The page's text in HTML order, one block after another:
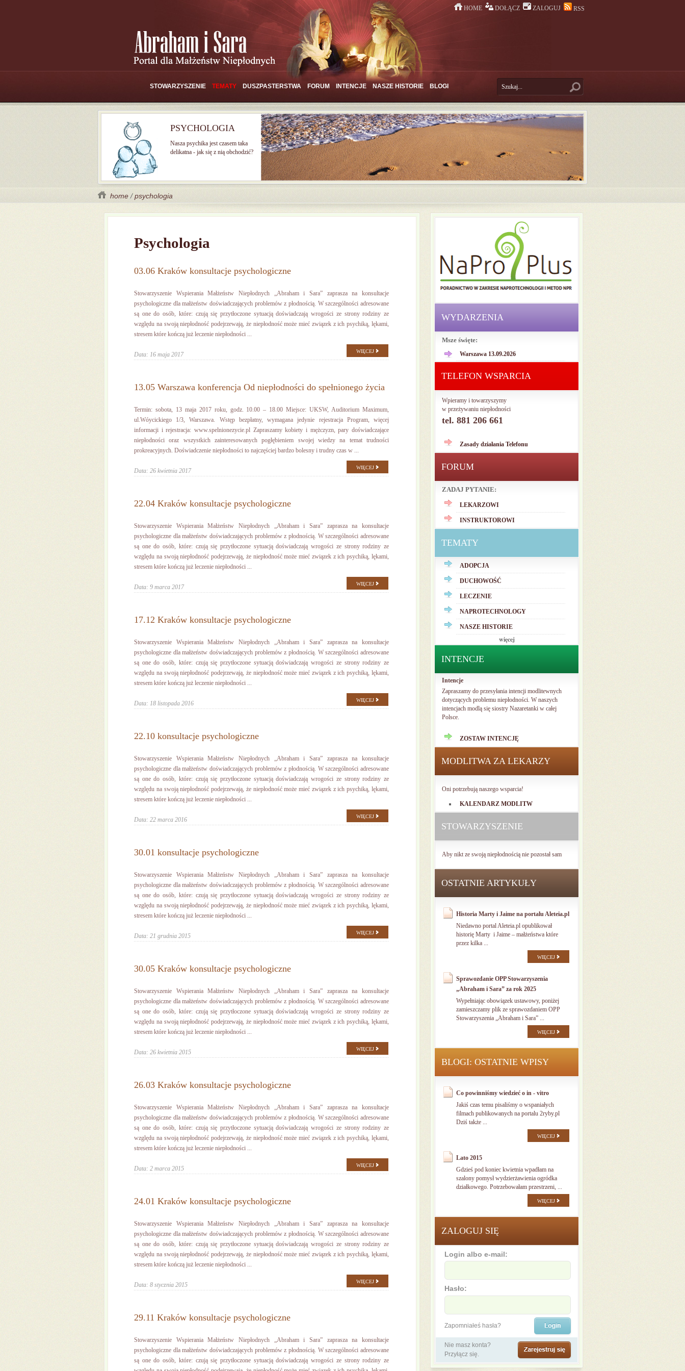
HOME DOŁĄCZ ZALOGUJ RSS
STOWARZYSZENIE TEMATY DUSZPASTERSTWA FORUM INTENCJE NASZE HISTORIE BLOGI
PSYCHOLOGIA
Nasza psychika jest czasem taka
delikatna - jak się z nią obchodzić?
home /psychologia
Psychologia
03.06 Kraków konsultacje psychologiczne
Stowarzyszenie Wspierania Małżeństw Niepłodnych „Abraham i Sara” zaprasza na konsultacje
psychologiczne dla małżeństw doświadczających problemów z płodnością. W szczególności adresowane
są one do osób, które: czują się przytłoczone sytuacją doświadczają wrogości ze strony rodziny ze
względu na swoją niepłodność podejrzewają, że niepłodność może mieć związek z ich psychiką, lękami,
stresem które kończą już leczenie niepłodności ...
Data: 16 maja 2017 WIĘCEJ
13.05 Warszawa konferencja Od niepłodności do spełnionego życia
Termin: sobota, 13 maja 2017 roku, godz. 10.00 – 18.00 Miejsce: UKSW, Auditorium Maximum,
ul.Wóycickiego 1/3, Warszawa. Wstęp bezpłatny, wymagana jedynie rejestracja Program, więcej
informacji i rejestracja: www.spelnionezycie.pl Zapraszamy kobiety i mężczyzn, pary doświadczające
niepłodności oraz wszystkich zainteresowanych pogłębieniem swojej wiedzy na temat trudności
prokreacyjnych. Doświadczenie niepłodności to najczęściej bardzo bolesny i trudny czas w ...
Data: 26 kwietnia 2017 WIĘCEJ
22.04 Kraków konsultacje psychologiczne
Stowarzyszenie Wspierania Małżeństw Niepłodnych „Abraham i Sara” zaprasza na konsultacje
psychologiczne dla małżeństw doświadczających problemów z płodnością. W szczególności adresowane
są one do osób, które: czują się przytłoczone sytuacją doświadczają wrogości ze strony rodziny ze
względu na swoją niepłodność podejrzewają, że niepłodność może mieć związek z ich psychiką, lękami,
stresem które kończą już leczenie niepłodności ...
Data: 9 marca 2017 WIĘCEJ
17.12 Kraków konsultacje psychologiczne
Stowarzyszenie Wspierania Małżeństw Niepłodnych „Abraham i Sara” zaprasza na konsultacje
psychologiczne dla małżeństw doświadczających problemów z płodnością. W szczególności adresowane
są one do osób, które: czują się przytłoczone sytuacją doświadczają wrogości ze strony rodziny ze
względu na swoją niepłodność podejrzewają, że niepłodność może mieć związek z ich psychiką, lękami,
stresem które kończą już leczenie niepłodności ...
Data: 18 listopada 2016 WIĘCEJ
22.10 konsultacje psychologiczne
Stowarzyszenie Wspierania Małżeństw Niepłodnych „Abraham i Sara” zaprasza na konsultacje
psychologiczne dla małżeństw doświadczających problemów z płodnością. W szczególności adresowane
są one do osób, które: czują się przytłoczone sytuacją doświadczają wrogości ze strony rodziny ze
względu na swoją niepłodność podejrzewają, że niepłodność może mieć związek z ich psychiką, lękami,
stresem które kończą już leczenie niepłodności ...
Data: 22 marca 2016 WIĘCEJ
30.01 konsultacje psychologiczne
Stowarzyszenie Wspierania Małżeństw Niepłodnych „Abraham i Sara” zaprasza na konsultacje
psychologiczne dla małżeństw doświadczających problemów z płodnością. W szczególności adresowane
są one do osób, które: czują się przytłoczone sytuacją doświadczają wrogości ze strony rodziny ze
względu na swoją niepłodność podejrzewają, że niepłodność może mieć związek z ich psychiką, lękami,
stresem które kończą już leczenie niepłodności ...
Data: 21 grudnia 2015 WIĘCEJ
30.05 Kraków konsultacje psychologiczne
Stowarzyszenie Wspierania Małżeństw Niepłodnych „Abraham i Sara” zaprasza na konsultacje
psychologiczne dla małżeństw doświadczających problemów z płodnością. W szczególności adresowane
są one do osób, które: czują się przytłoczone sytuacją doświadczają wrogości ze strony rodziny ze
względu na swoją niepłodność podejrzewają, że niepłodność może mieć związek z ich psychiką, lękami,
stresem które kończą już leczenie niepłodności ...
Data: 26 kwietnia 2015 WIĘCEJ
26.03 Kraków konsultacje psychologiczne
Stowarzyszenie Wspierania Małżeństw Niepłodnych „Abraham i Sara” zaprasza na konsultacje
psychologiczne dla małżeństw doświadczających problemów z płodnością. W szczególności adresowane
są one do osób, które: czują się przytłoczone sytuacją doświadczają wrogości ze strony rodziny ze
względu na swoją niepłodność podejrzewają, że niepłodność może mieć związek z ich psychiką, lękami,
stresem które kończą już leczenie niepłodności ...
Data: 2 marca 2015 WIĘCEJ
24.01 Kraków konsultacje psychologiczne
Stowarzyszenie Wspierania Małżeństw Niepłodnych „Abraham i Sara” zaprasza na konsultacje
psychologiczne dla małżeństw doświadczających problemów z płodnością. W szczególności adresowane
są one do osób, które: czują się przytłoczone sytuacją doświadczają wrogości ze strony rodziny ze
względu na swoją niepłodność podejrzewają, że niepłodność może mieć związek z ich psychiką, lękami,
stresem które kończą już leczenie niepłodności ...
Data: 8 stycznia 2015 WIĘCEJ
29.11 Kraków konsultacje psychologiczne
Stowarzyszenie Wspierania Małżeństw Niepłodnych „Abraham i Sara” zaprasza na konsultacje
psychologiczne dla małżeństw doświadczających problemów z płodnością. W szczególności adresowane
są one do osób, które: czują się przytłoczone sytuacją doświadczają wrogości ze strony rodziny ze
WYDARZENIA
Msze święte:
Warszawa 13.09.2026
TELEFON WSPARCIA
Wpieramy i towarzyszymy
w przeżywaniu niepłodności
tel. 881 206 661
Zasady działania Telefonu
FORUM
ZADAJ PYTANIE:
LEKARZOWI
INSTRUKTOROWI
TEMATY
ADOPCJA
DUCHOWOŚĆ
LECZENIE
NAPROTECHNOLOGY
NASZE HISTORIE
więcej
INTENCJE
Intencje
Zapraszamy do przesyłania intencji modlitewnych
dotyczących problemu niepłodności. W naszych
intencjach modlą się siostry Nazaretanki w całej
Polsce.
ZOSTAW INTENCJĘ
MODLITWA ZA LEKARZY
Oni potrzebują naszego wsparcia!
KALENDARZ MODLITW
STOWARZYSZENIE
Aby nikt ze swoją niepłodnością nie pozostał sam
OSTATNIE ARTYKUŁY
Historia Marty i Jaime na portalu Aleteia.pl
Niedawno portal Aleteia.pl opublikował
historię Marty i Jaime – małżeństwa które
przez kilka ...
WIĘCEJ
Sprawozdanie OPP Stowarzyszenia
„Abraham i Sara” za rok 2025
Wypełniając obowiązek ustawowy, poniżej
zamieszczamy plik ze sprawozdaniem OPP
Stowarzyszenia „Abraham i Sara” ...
WIĘCEJ
BLOGI: OSTATNIE WPISY
Co powinniśmy wiedzieć o in - vitro
Jakiś czas temu pisaliśmy o wspaniałych
filmach publikowanych na portalu 2ryby.pl
Dziś także ...
WIĘCEJ
Lato 2015
Gdzieś pod koniec kwietnia wpadłam na
szalony pomysł wydzierżawienia ogródka
działkowego. Potrzebowałam przestrzeni, ...
WIĘCEJ
ZALOGUJ SIĘ
Login albo e-mail:
Hasło:
Zapomniałeś hasła?
Nie masz konta?
Przyłącz się.